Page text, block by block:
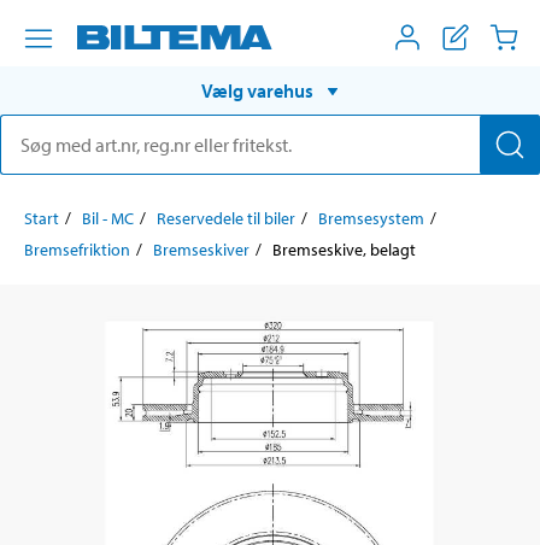
Vælg varehus
Start Bil - MC Reservedele til biler
Bremsesystem
Bremsefriktion
Bremseskiver Bremseskive, belagt